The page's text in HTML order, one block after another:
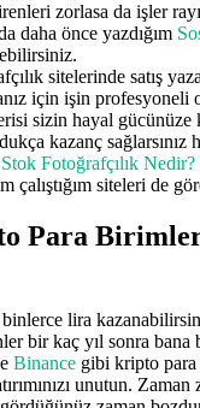
zorlasa da işler
daha önce yazdığım
sitelerinde satış
için işin profesyoneli
sizin hayal gücünüze
kazanç sağlarsınız
Stok Fotoğrafçılık Nedir?
çalıştığım siteleri de
Para
lira
bir kaç yıl sonra bana
Binance gibi kripto para
unutun. Zaman